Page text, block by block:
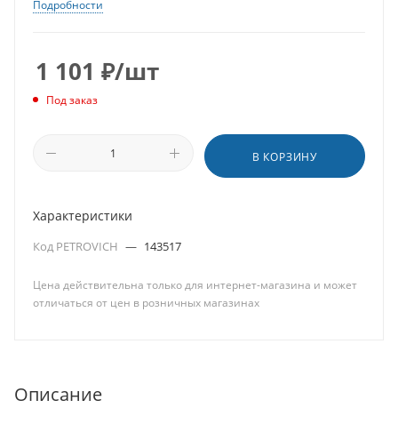
Подробности
1 101 ₽/шт
Под заказ
В КОРЗИНУ
Характеристики
Код PETROVICH — 143517
Цена действительна только для интернет-магазина и может
отличаться от цен в розничных магазинах
Описание